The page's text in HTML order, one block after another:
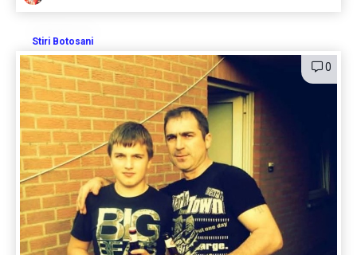
Stiri Botosani
0